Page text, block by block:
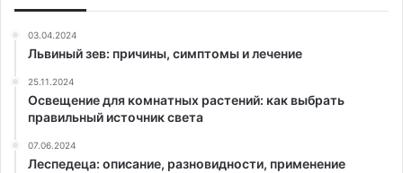
03.04.2024
Львиный зев: причины, симптомы и лечение
25.11.2024
Освещение для комнатных растений: как выбрать
правильный источник света
07.06.2024
Леспедеца: описание, разновидности, применение